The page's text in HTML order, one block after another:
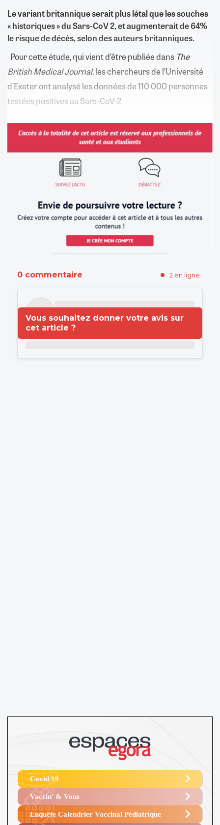
Le variant britannique serait plus létal que les souches
« historiques » du Sars-CoV 2, et augmenterait de 64%
le risque de décès, selon des auteurs britanniques.
Pour cette étude, qui vient d’être publiée dans The
British Medical Journal, les chercheurs de l’Université
d’Exeter ont analysé les données de 110 000 personnes
testées positives au Sars-CoV-2
0 commentaire 2 en ligne
Vous souhaitez donner votre avis sur
cet article ?
Covid 19
Vaccin’ & Vous
Enquête Calendrier Vaccinal Pédiatrique